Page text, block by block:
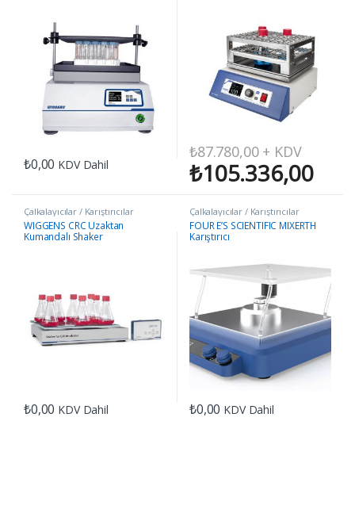
₺0,00 KDV Dahil
₺87.780,00+ KDV
₺105.336,00
Çalkalayıcılar / Karıştırıcılar
WIGGENS CRC Uzaktan
Kumandalı Shaker
₺0,00 KDV Dahil
Çalkalayıcılar / Karıştırıcılar
FOUR E’S SCIENTIFIC MIXERTH
Karıştırıcı
₺0,00 KDV Dahil